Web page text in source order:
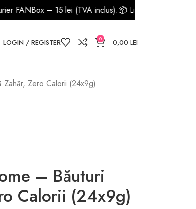
LOGIN / REGISTER 0 0,00 LEI
Zero Calorii (24x9g)
– Băuturi
Calorii (24x9g)
15 lei (TVA inclus).📦 Livrarea prin Sameday la